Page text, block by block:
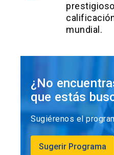
mundial.
¿No
que estás
Sugiérenos el
Sugerir Programa